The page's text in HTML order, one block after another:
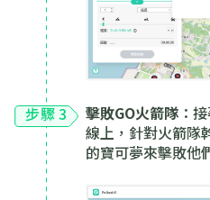
步驟 3 擊敗GO火箭隊 ：
線上，針對火箭隊
的寶可夢來擊敗他